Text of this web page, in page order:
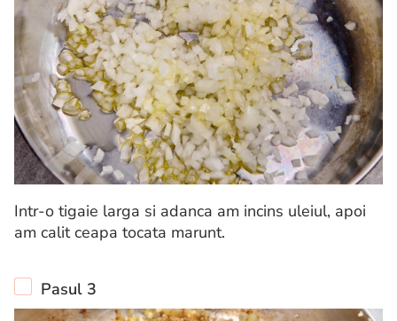
Intr-o tigaie larga si adanca am incins uleiul, apoi
am calit ceapa tocata marunt.
Pasul 3